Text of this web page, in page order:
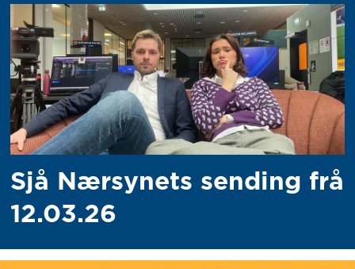
Sjå Nærsynets sending frå
12.03.26